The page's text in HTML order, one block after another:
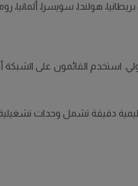
استخدم القائمون على
دقيقة تشمل وحدات